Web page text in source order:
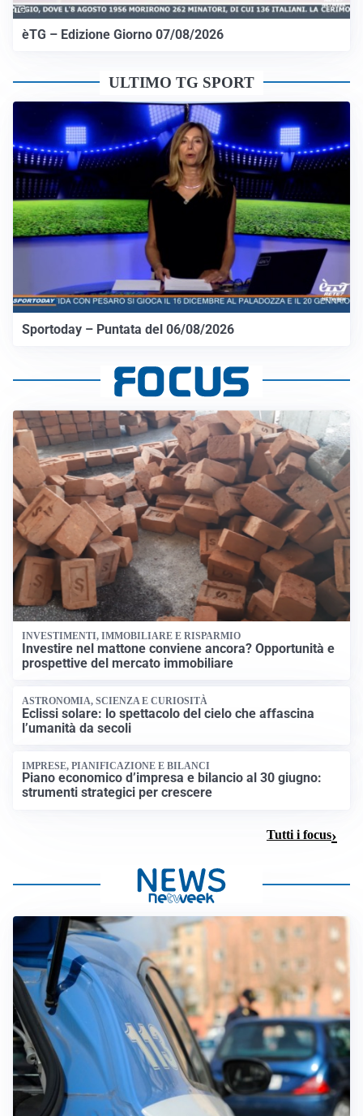
èTG – Edizione Giorno 07/08/2026
ULTIMO TG SPORT
Sportoday – Puntata del 06/08/2026
INVESTIMENTI, IMMOBILIARE E RISPARMIO
Investire nel mattone conviene ancora? Opportunità e
prospettive del mercato immobiliare
ASTRONOMIA, SCIENZA E CURIOSITÀ
Eclissi solare: lo spettacolo del cielo che affascina
l’umanità da secoli
IMPRESE, PIANIFICAZIONE E BILANCI
Piano economico d’impresa e bilancio al 30 giugno:
strumenti strategici per crescere
Tutti i focus